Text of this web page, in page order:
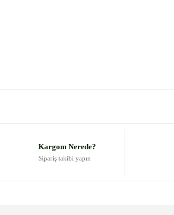
Kargom Nerede?
Sipariş takibi yapın